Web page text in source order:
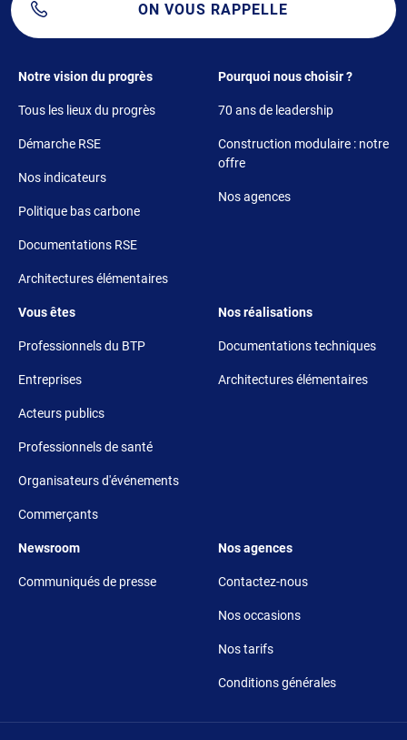
ON VOUS RAPPELLE
Footer 1
Notre vision du progrès
Tous les lieux du progrès
Démarche RSE
Nos indicateurs
Politique bas carbone
Documentations RSE
Architectures élémentaires
Footer 2
Pourquoi nous choisir ?
70 ans de leadership
Construction modulaire : notre
offre
Nos agences
Footer 3
Vous êtes
Professionnels du BTP
Entreprises
Acteurs publics
Professionnels de santé
Organisateurs d'événements
Commerçants
Footer 4
Nos réalisations
Documentations techniques
Architectures élémentaires
Footer 5
Newsroom
Communiqués de presse
Footer 6
Nos agences
Contactez-nous
Nos occasions
Nos tarifs
Conditions générales